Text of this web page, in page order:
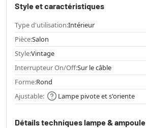
Style et caractéristiques
Type d'utilisation:Intérieur
Pièce:Salon
Style:Vintage
Interrupteur On/Off:Sur le câble
Forme:Rond
Ajustable:
Lampe pivote et s'oriente
Détails techniques lampe & ampoule